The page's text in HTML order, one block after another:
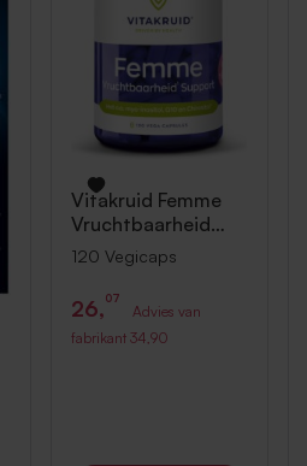
Vitakruid Femme
Vruchtbaarheid
Support 120
Vegicaps
120 Vegicaps
26,07
Advies van
fabrikant 34,90